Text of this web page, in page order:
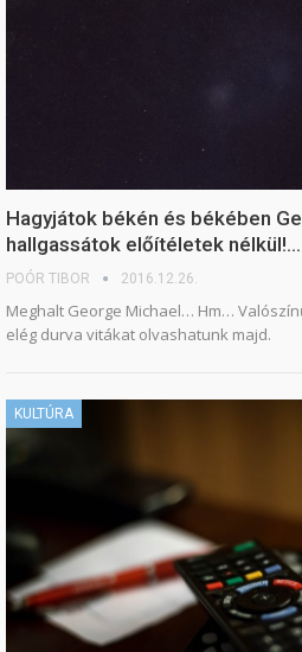
Hagyjátok békén és békében
hallgassátok előítéletek nélkül!…
POÓR TIBOR 2016.12.26.
Meghalt George Michael… Hm…
elég durva vitákat olvashatunk majd.
KULTÚRA